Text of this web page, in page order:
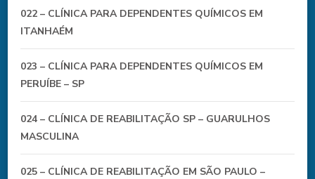
022 – CLÍNICA PARA DEPENDENTES QUÍMICOS EM
ITANHAÉM
023 – CLÍNICA PARA DEPENDENTES QUÍMICOS EM
PERUÍBE – SP
024 – CLÍNICA DE REABILITAÇÃO SP – GUARULHOS
MASCULINA
025 – CLÍNICA DE REABILITAÇÃO EM SÃO PAULO –